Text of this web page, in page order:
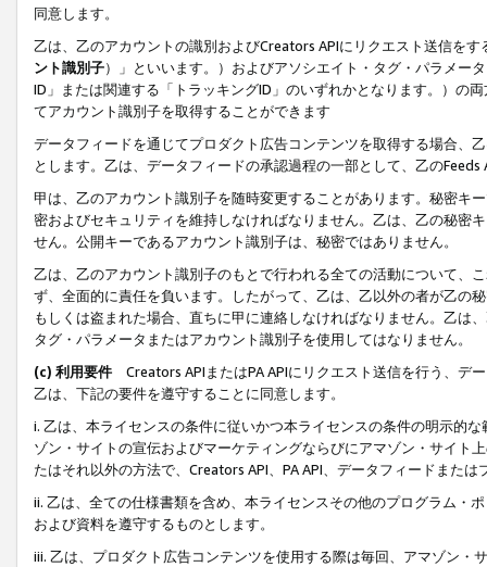
同意します。
乙は、乙のアカウントの識別およびCreators APIにリクエスト送信を
ント識別子）」といいます。）およびアソシエイト・タグ・パラメー
ID」または関連する「トラッキングID」のいずれかとなります。）の
てアカウント識別子を取得することができます
データフィードを通じてプロダクト広告コンテンツを取得する場合、
とします。乙は、データフィードの承認過程の一部として、乙の
甲は、乙のアカウント識別子を随時変更することがあります。秘密キ
密およびセキュリティを維持しなければなりません。乙は、乙の秘密
せん。公開キーであるアカウント識別子は、秘密ではありません。
乙は、乙のアカウント識別子のもとで行われる全ての活動について、
ず、全面的に責任を負います。したがって、乙は、乙以外の者が乙の
もしくは盗まれた場合、直ちに甲に連絡しなければなりません。乙は
タグ・パラメータまたはアカウント識別子を使用してはなりません。
(c) 利用要件 Creators APIまたはPA APIにリクエスト送信を行う、デ
乙は、下記の要件を遵守することに同意します。
i. 乙は、本ライセンスの条件に従いかつ本ライセンスの条件の明示的
ゾン・サイトの宣伝およびマーケティングならびにアマゾン・サイト
たはそれ以外の方法で、Creators API、PA API、データフィードまた
ii. 乙は、全ての仕様書類を含め、本ライセンスその他のプログラム・
および資料を遵守するものとします。
iii. 乙は、プロダクト広告コンテンツを使用する際は毎回、アマゾン